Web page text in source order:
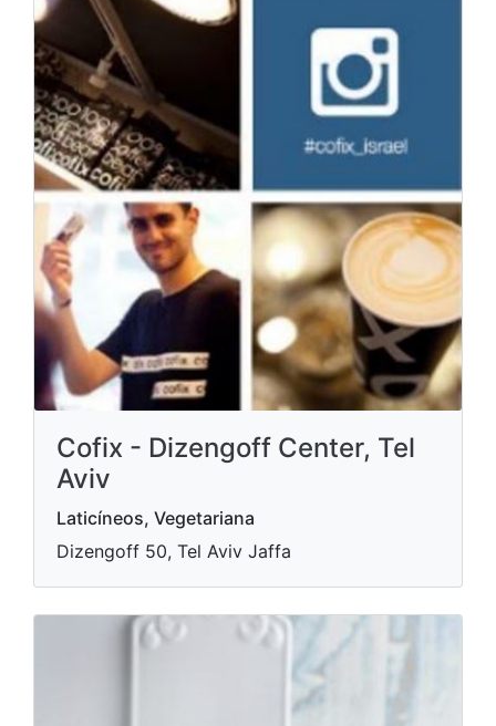
Cofix - Dizengoff Center, Tel
Aviv
Laticíneos, Vegetariana
Dizengoff 50, Tel Aviv Jaffa